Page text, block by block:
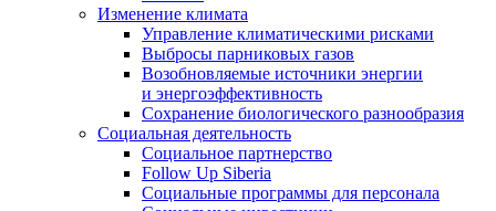
Изменение климата
Управление климатическими рисками
Выбросы парниковых газов
Возобновляемые источники энергии
и энергоэффективность
Сохранение биологического разнообразия
Социальная деятельность
Социальное партнерство
Follow Up Siberia
Социальные программы для персонала